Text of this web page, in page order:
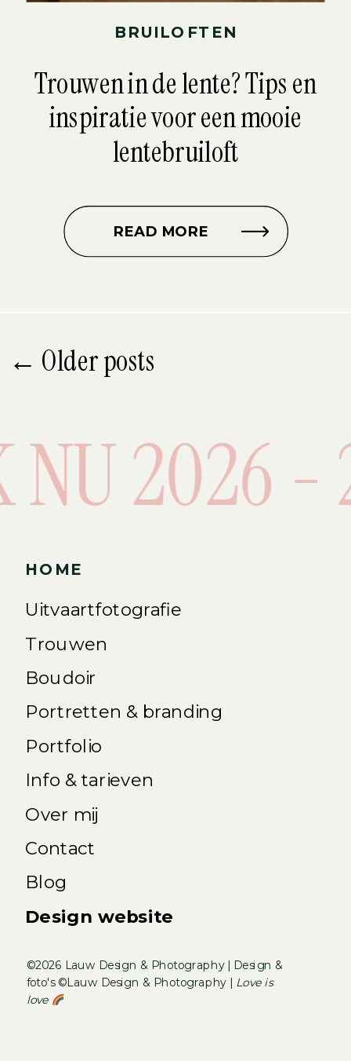
Trouwen in de lente? Tips en
inspiratie voor een mooie
lentebruiloft
BRUILOFTEN
READ MORE
← Older posts
©2026 Lauw Design & Photography | Design &
foto's ©Lauw Design & Photography | Love is
love
Design website
Blog
Contact
Over mij
Info & tarieven
Portfolio
Portretten & branding
Boudoir
Uitvaartfotografie
HOME
2026 -
Trouwen